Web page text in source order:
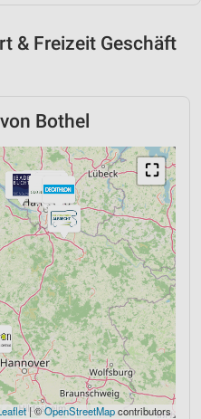
& Freizeit Geschäft
Bothel
⛶
|©OpenStreetMapcontributors